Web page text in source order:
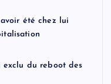
été chez lui
exclu du reboot des